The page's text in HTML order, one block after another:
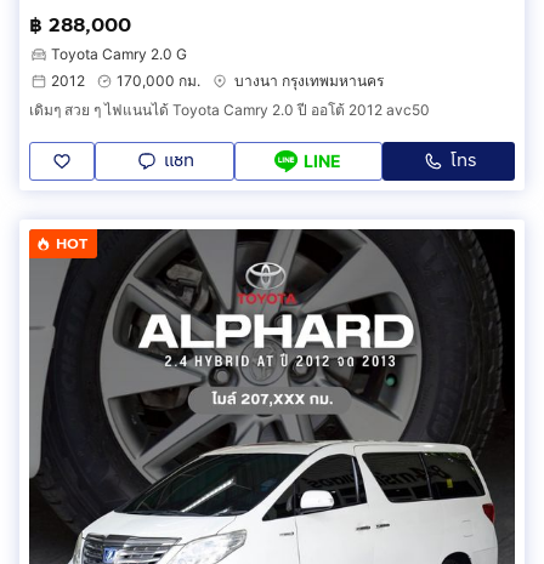
฿ 288,000
Toyota Camry 2.0 G
2012
170,000 กม.
บางนา กรุงเทพมหานคร
เดิมๆ สวย ๆ ไฟแนนได้ Toyota Camry 2.0 ปี ออโต้ 2012 avc50
แชท LINE โทร
HOT